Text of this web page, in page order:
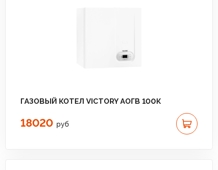
ГАЗОВЫЙ КОТЕЛ VICTORY АОГВ 100К
18020 руб